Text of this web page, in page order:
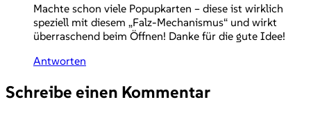
Machte schon viele Popupkarten – diese ist wirklich
speziell mit diesem „Falz-Mechanismus“ und wirkt
überraschend beim Öffnen! Danke für die gute Idee!
Antworten
Schreibe einen Kommentar